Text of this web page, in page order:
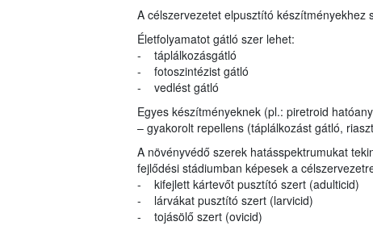
A célszervezetet elpusztító
Életfolyamatot gátló szer lehet:
- táplálkozásgátló
- fotoszintézist gátló
- vedlést gátló
Egyes készítményeknek (pl.: piretroid
– gyakorolt repellens (táplálkozást gátló,
A növényvédő szerek hatásspektrumukat
fejlődési stádiumban képesek a
- kifejlett kártevőt pusztító szert (adulticid)
- lárvákat pusztító szert (larvicid)
- tojásölő szert (ovicid)